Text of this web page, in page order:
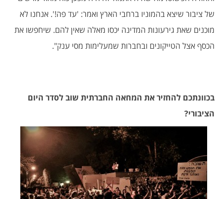
של ציבור שיצא בהמוניו ברחבי הארץ ואמר: 'עד פה!'. אנחנו לא
מוכנים שאת גירעונות המדינה יכסו מאלה שאין להם. שיחפשו את
הכסף אצל הטייקונים ובחברות שמעלימות מסי ענק".
בכוונתכם להחזיר את המחאה החברתית שוב לסדר היום
הציבורי?